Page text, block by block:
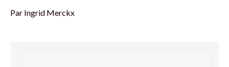
Par Ingrid Merckx